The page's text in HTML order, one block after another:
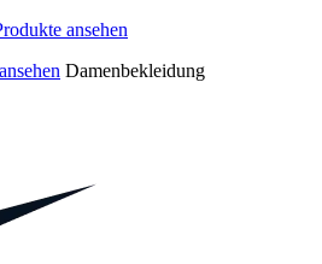
Damenbekleidung